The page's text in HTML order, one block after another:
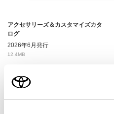
アクセサリーズ＆カスタマイズカタ
ログ
2026年6月発行
12.4MB